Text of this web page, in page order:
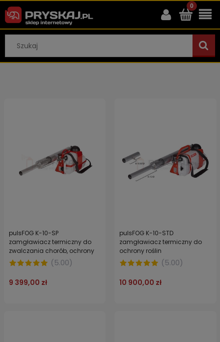
pulsFOG K-10-SP
zamgławiacz termiczny do
zwalczania chorób, ochrony
roślin i zapasów
magazynowych oraz
inwentarskich
(5.00)
9 399,00 zł
pulsFOG K-10-STD
zamgławiacz termiczny do
ochrony roślin
(5.00)
10 900,00 zł